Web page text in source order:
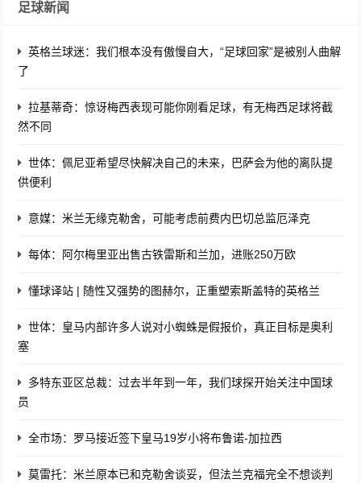
足球新闻
英格兰球迷：我们根本没有傲慢自大，“足球回家”是被别人曲解
了
拉基蒂奇：惊讶梅西表现可能你刚看足球，有无梅西足球将截
然不同
世体：佩尼亚希望尽快解决自己的未来，巴萨会为他的离队提
供便利
意媒：米兰无缘克勒舍，可能考虑前费内巴切总监厄泽克
每体：阿尔梅里亚出售古铁雷斯和兰加，进账250万欧
懂球译站 | 随性又强势的图赫尔，正重塑索斯盖特的英格兰
世体：皇马内部许多人说对小蜘蛛是假报价，真正目标是奥利
塞
多特东亚区总裁：过去半年到一年，我们球探开始关注中国球
员
全市场：罗马接近签下皇马19岁小将布鲁诺-加拉西
莫雷托：米兰原本已和克勒舍谈妥，但法兰克福完全不想谈判